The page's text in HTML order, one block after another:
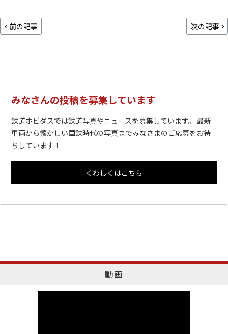
前の記事 次の記事
みなさんの投稿を募集しています
鉄道ホビダスでは鉄道写真やニュースを募集しています。 最新
車両から懐かしい国鉄時代の写真までみなさまのご応募をお待
ちしています！
くわしくはこちら
動画